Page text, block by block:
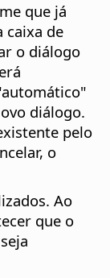
que já
caixa de
o diálogo
diálogo.
pelo
o
Ao
que o